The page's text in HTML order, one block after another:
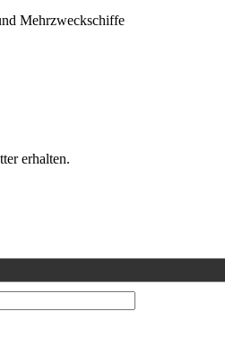
Mehrzweckschiffe
erhalten.